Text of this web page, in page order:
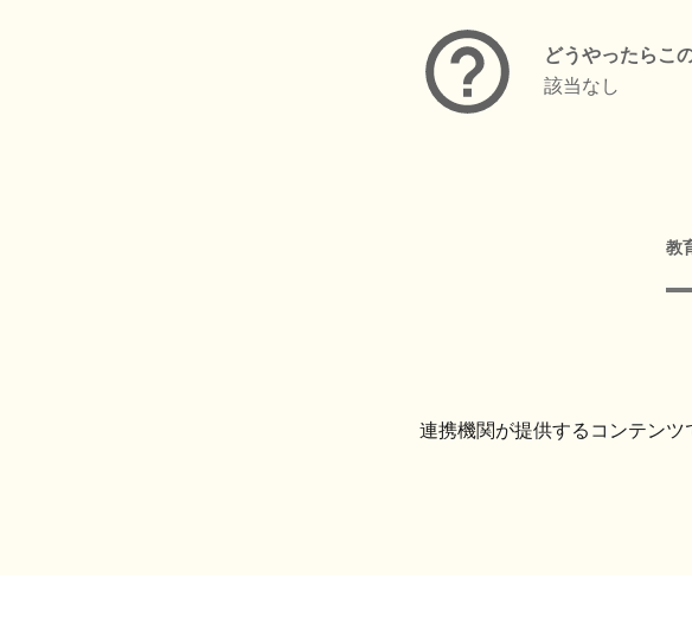
どうやったらこ
該当なし
教
連携機関が提供するコンテンツ